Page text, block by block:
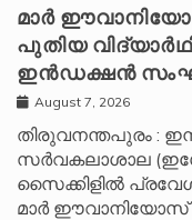
മാർ
പുതിയ
ഇൻഡക്ഷൻ
August 7, 2026
തിരുവനന്തപുരം :
സർവകലാശാല
സൈക്കിളിൽ
മാർ ഈവാനിയോസ്